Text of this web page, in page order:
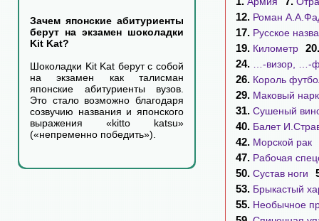
Зачем японские абитуриенты
берут на экзамен шоколадки
Kit Kat?
Шоколадки Kit Kat берут с собой
на экзамен как талисман
японские абитуриенты вузов.
Это стало возможно благодаря
созвучию названия и японского
выражения «kitto katsu»
(«непременно победить»).
12. Роман
17. Русское
19. Километр
24.
…-визор, …-
26. Король
29. Маковый
31. Сушеный
40. Балет
42. Морской рак
47. Рабочая
50. Сустав ноги
53. Брыкастый
55. Необычное